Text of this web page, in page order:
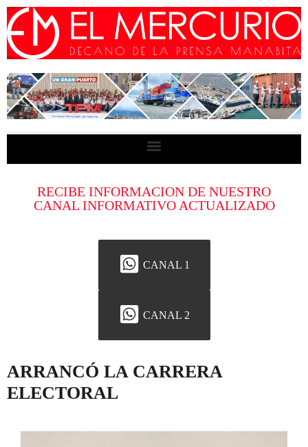
RECIBE INFORMACION DE NUESTRO
CANAL INFORMATIVO ACTUALIZADO
CANAL 1
CANAL 2
ARRANCÓ LA CARRERA
ELECTORAL